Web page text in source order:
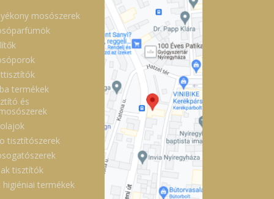
mosószerek
termékek
és
tisztítószerek
tisztítók
higiéniai termékek